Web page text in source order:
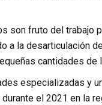
son fruto del trabajo
a la desarticulación
cantidades de
especializadas y
el 2021 en la